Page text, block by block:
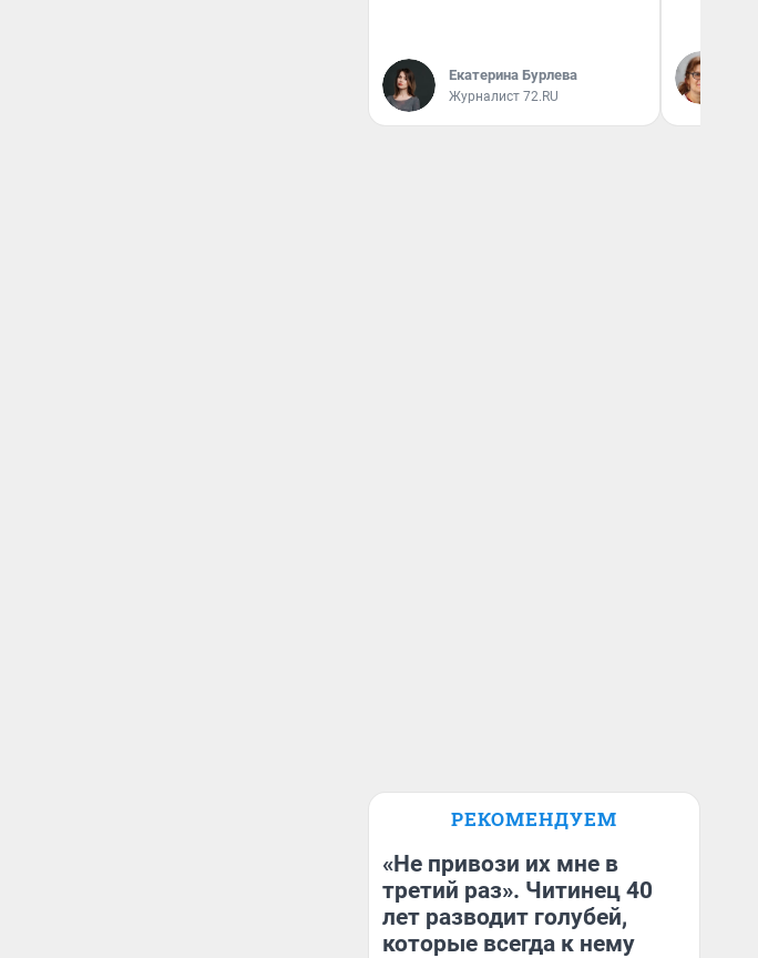
Екатерина Бурлева
Журналист 72.RU
РЕКОМЕНДУЕМ
«Не привози их мне в
третий раз». Читинец 40
лет разводит голубей,
которые всегда к нему